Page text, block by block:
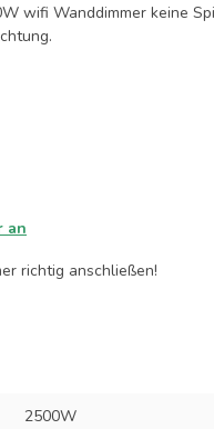
wifi Wanddimmer keine
an
richtig anschließen!
2500W